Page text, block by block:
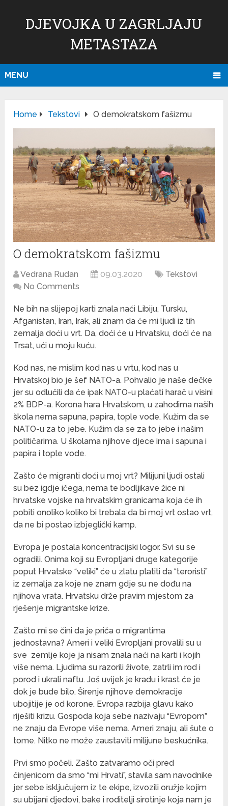
DJEVOJKA U ZAGRLJAJU
METASTAZA
MENU
Home Tekstovi O demokratskom fašizmu
O demokratskom fašizmu
Vedrana Rudan 09.03.2020
Tekstovi
No Comments
Ne bih na slijepoj karti znala naći Libiju, Tursku,
Afganistan, Iran, Irak, ali znam da će mi ljudi iz tih
zemalja doći u vrt. Da, doći će u Hrvatsku, doći će na
Trsat, ući u moju kuću.
Kod nas, ne mislim kod nas u vrtu, kod nas u
Hrvatskoj bio je šef NATO-a. Pohvalio je naše dečke
jer su odlučili da će ipak NATO-u plaćati harač u visini
2% BDP-a. Korona hara Hrvatskom, u zahodima naših
škola nema sapuna, papira, tople vode. Kužim da se
NATO-u za to jebe. Kužim da se za to jebe i našim
političarima. U školama njihove djece ima i sapuna i
papira i tople vode.
Zašto će migranti doći u moj vrt? Milijuni ljudi ostali
su bez igdje ičega, nema te bodljikave žice ni
hrvatske vojske na hrvatskim granicama koja će ih
pobiti onoliko koliko bi trebala da bi moj vrt ostao vrt,
da ne bi postao izbjeglički kamp.
Evropa je postala koncentracijski logor. Svi su se
ogradili. Onima koji su Evropljani druge kategorije
poput Hrvatske “veliki” će u zlatu platiti da “teroristi”
iz zemalja za koje ne znam gdje su ne dođu na
njihova vrata. Hrvatsku drže pravim mjestom za
rješenje migrantske krize.
Zašto mi se čini da je priča o migrantima
jednostavna? Ameri i veliki Evropljani provalili su u
sve zemlje koje ja nisam znala naći na karti i kojih
više nema. Ljudima su razorili živote, zatrli im rod i
porod i ukrali naftu. Još uvijek je kradu i krast će je
dok je bude bilo. Širenje njihove demokracije
ubojitije je od korone. Evropa razbija glavu kako
riješiti krizu. Gospoda koja sebe nazivaju “Evropom”
ne znaju da Evrope više nema. Ameri znaju, ali šute o
tome. Nitko ne može zaustaviti milijune beskućnika.
Prvi smo počeli. Zašto zatvaramo oči pred
činjenicom da smo “mi Hrvati”, stavila sam navodnike
jer sebe isključujem iz te ekipe, izvozili oružje kojim
su ubijani djedovi, bake i roditelji sirotinje koja nam je